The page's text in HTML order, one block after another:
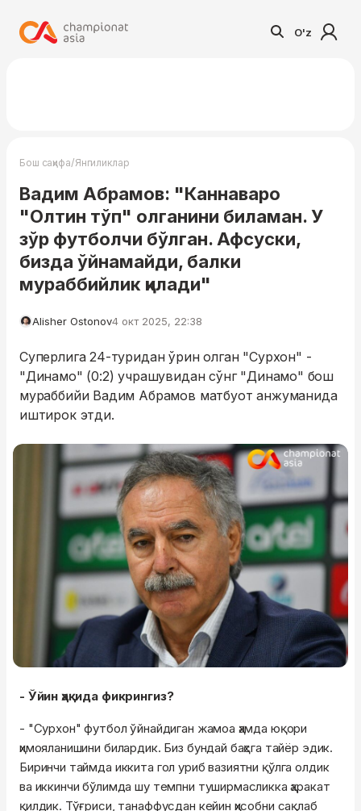
O'z
Бош саҳифа/Янгиликлар
Вадим Абрамов: "Каннаваро
"Олтин тўп" олганини биламан. У
зўр футболчи бўлган. Афсуски,
бизда ўйнамайди, балки
мураббийлик қилади"
Alisher Ostonov4 окт 2025, 22:38
Суперлига 24-туридан ўрин олган "Сурхон" -
"Динамо" (0:2) учрашувидан сўнг "Динамо" бош
мураббийи Вадим Абрамов матбуот анжуманида
иштирок этди.
- Ўйин ҳақида фикрингиз?
- "Сурхон" футбол ўйнайдиган жамоа ҳамда юқори
ҳимояланишини билардик. Биз бундай баҳсга тайёр эдик.
Биринчи таймда иккита гол уриб вазиятни қўлга олдик
ва иккинчи бўлимда шу темпни туширмасликка ҳаракат
қилдик. Тўғриси, танаффусдан кейин ҳисобни сақлаб